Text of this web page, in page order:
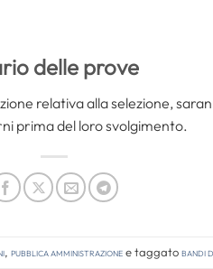
delle prove
relativa alla selezione,
prima del loro svolgimento.
, Pubblica amministrazionee taggatobandi